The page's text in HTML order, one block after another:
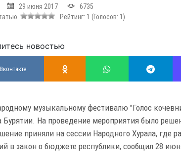
29 июня 2017
6735
Рейтинг: 1 (Голосов: 1 )
новостью
Вконтакте
музыкальному фестивалю "Голос
На проведение мероприятия было
приняли на сессии Народного Хурала, где
в закон о бюджете республики, сообщил 28